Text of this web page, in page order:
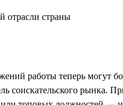
работы теперь могут
соискательского рынка.